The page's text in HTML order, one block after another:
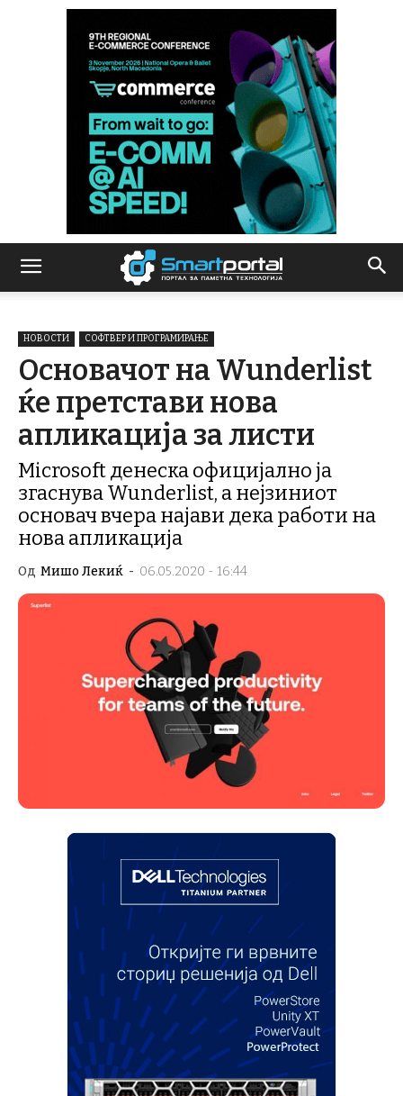
НОВОСТИ СОФТВЕР И ПРОГРАМИРАЊЕ
Основачот на Wunderlist
ќе претстави нова
апликација за листи
Microsoft денеска официјално ја
згаснува Wunderlist, а нејзиниот
основач вчера најави дека работи на
нова апликација
Од Мишо Лекиќ - 06.05.2020 - 16:44